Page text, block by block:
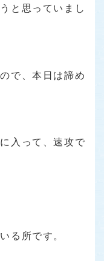
と思っていまし
で、本日は諦め
入って、速攻で
る所です。